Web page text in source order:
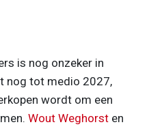
is nog onzeker in
nog tot medio 2027,
wordt om een
Wout Weghorst en